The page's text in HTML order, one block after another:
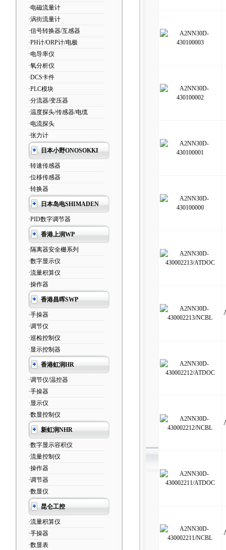
·电磁流量计
·涡街流量计
·信号转换器/互感器
·PH计/ORP计/电极
·电导率仪
·氧分析仪
·DCS卡件
·PLC模块
·分流器/变压器
·温度探头/传感器/电缆
·电流探头
·张力计
日本小野ONOSOKKI
·转速传感器
·位移传感器
·转换器
日本岛电SHIMADEN
·PID数字调节器
香港上润WP
·隔离器安全栅系列
·数字显示仪
·流量积算仪
·操作器
香港昌晖SWP
·手操器
·调节仪
·巡检控制仪
·显示控制器
香港虹润HR
·调节仪/温控器
·手操器
·显示仪
·数显控制仪
新虹润NHR
·数字显示容积仪
·流量控制仪
·操作器
·调节器
·数显仪
昆仑工控
·流量积算仪
·手操器
·数显表